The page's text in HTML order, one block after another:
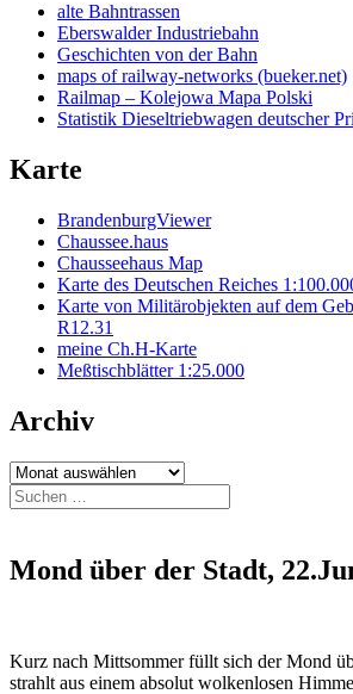
alte Bahntrassen
Eberswalder Industriebahn
Geschichten von der Bahn
maps of railway-networks (bueker.net)
Railmap – Kolejowa Mapa Polski
Statistik Dieseltriebwagen deutscher
Karte
BrandenburgViewer
Chaussee.haus
Chausseehaus Map
Karte des Deutschen Reiches
Karte von Militärobjekten auf dem
R12.31
meine Ch.H-Karte
Meßtischblätter 1:25.000
Archiv
Archiv
Suchen
nach:
Mond über der Stadt,
Kurz nach Mittsommer füllt sich der Mond
strahlt aus einem absolut wolkenlosen